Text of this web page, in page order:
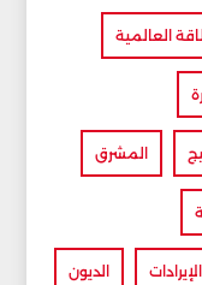
العالمية
المشرق
الإيرادات الديون